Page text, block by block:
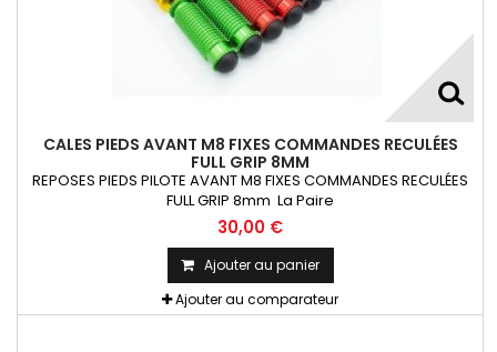
CALES PIEDS AVANT M8 FIXES COMMANDES RECULÉES
FULL GRIP 8MM
REPOSES PIEDS PILOTE AVANT M8 FIXES COMMANDES RECULÉES
FULL GRIP 8mm La Paire
30,00 €
Ajouter au panier
Ajouter au comparateur